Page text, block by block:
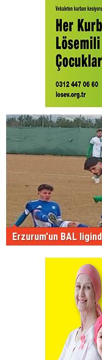
Erzurum'un BAL